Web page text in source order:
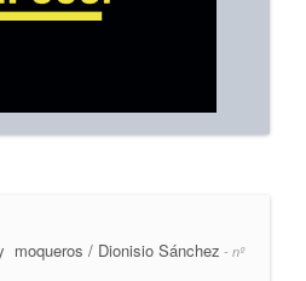
moqueros / Dionisio Sánchez - nº